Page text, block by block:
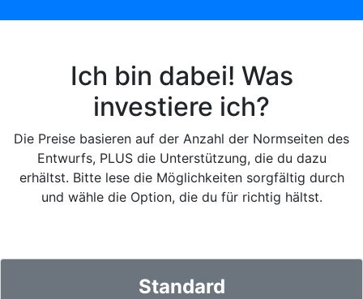
Ich bin dabei! Was
investiere ich?
Die Preise basieren auf der Anzahl der Normseiten des
Entwurfs, PLUS die Unterstützung, die du dazu
erhältst. Bitte lese die Möglichkeiten sorgfältig durch
und wähle die Option, die du für richtig hältst.
Standard